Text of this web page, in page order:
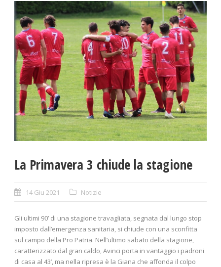
La Primavera 3 chiude la stagione
14 Giu 2021 Notizie
Gli ultimi 90’ di una stagione travagliata, segnata dal lungo stop
imposto dall’emergenza sanitaria, si chiude con una sconfitta
sul campo della Pro Patria. Nell’ultimo sabato della stagione,
caratterizzato dal gran caldo, Avinci porta in vantaggio i padroni
di casa al 43’, ma nella ripresa è la Giana che affonda il colpo